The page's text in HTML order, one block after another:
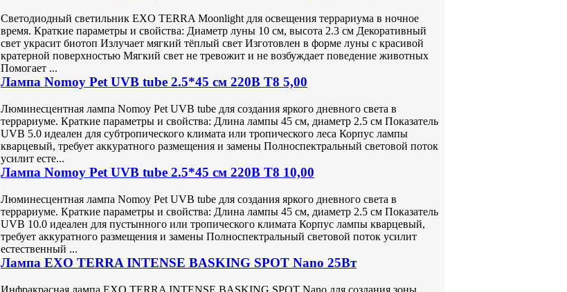
Светодиодный светильник EXO TERRA Moonlight для освещения террариума в ночное
время. Краткие параметры и свойства: Диаметр луны 10 см, высота 2.3 см Декоративный
свет украсит биотоп Излучает мягкий тёплый свет Изготовлен в форме луны с красивой
кратерной поверхностью Мягкий свет не тревожит и не возбуждает поведение животных
Помогает ...
Лампа Nomoy Pet UVB tube 2.5*45 см 220В Т8 5,00
Люминесцентная лампа Nomoy Pet UVB tube для создания яркого дневного света в
террариуме. Краткие параметры и свойства: Длина лампы 45 см, диаметр 2.5 см Показатель
UVB 5.0 идеален для субтропического климата или тропического леса Корпус лампы
кварцевый, требует аккуратного размещения и замены Полноспектральный световой поток
усилит есте...
Лампа Nomoy Pet UVB tube 2.5*45 см 220В Т8 10,00
Люминесцентная лампа Nomoy Pet UVB tube для создания яркого дневного света в
террариуме. Краткие параметры и свойства: Длина лампы 45 см, диаметр 2.5 см Показатель
UVB 10.0 идеален для пустынного или тропического климата Корпус лампы кварцевый,
требует аккуратного размещения и замены Полноспектральный световой поток усилит
естественный ...
Лампа EXO TERRA INTENSE BASKING SPOT Nano 25Вт
Инфракрасная лампа EXO TERRA INTENSE BASKING SPOT Nano для создания зоны